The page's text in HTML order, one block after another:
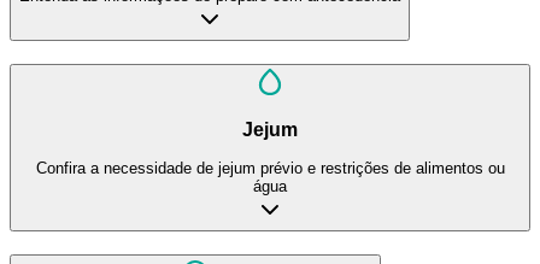
Jejum
Confira a necessidade de jejum prévio e restrições de alimentos ou
água